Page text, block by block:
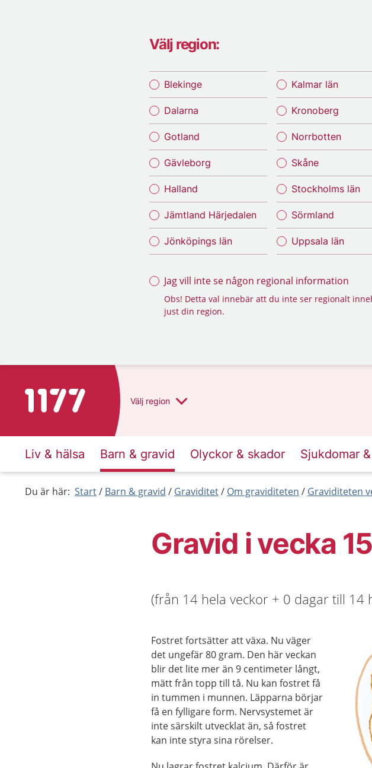
Välj region:
Blekinge
Dalarna
Gotland
Gävleborg
Halland
Jämtland Härjedalen
Jönköpings län
Kalmar län
Kronoberg
Norrbotten
Skåne
Stockholms län
Sörmland
Uppsala län
Jag vill inte se någon regional information
Obs! Detta val innebär att du inte ser regionalt
just din region.
Till startsidan för 1177 Välj region
Liv & hälsa Barn & gravid Olyckor & skador Sjukdomar
Du är här: Start Barn & gravid Graviditet Om graviditeten Graviditeten
Gravid i vecka 15
(från 14 hela veckor + 0 dagar till 14
Fostret fortsätter att växa. Nu väger
det ungefär 80 gram. Den här veckan
blir det lite mer än 9 centimeter långt,
mätt från topp till tå. Nu kan fostret få
in tummen i munnen. Läpparna börjar
få en fylligare form. Nervsystemet är
inte särskilt utvecklat än, så fostret
kan inte styra sina rörelser.